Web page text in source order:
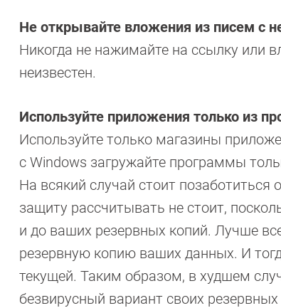
Не открывайте вложения из писем с
Никогда не нажимайте на ссылку или
неизвестен.
Используйте приложения только из
Используйте только магазины
с Windows загружайте программы
На всякий случай стоит
защиту рассчитывать не стоит,
и до ваших резервных копий. Лучше
резервную копию ваших данных. И
текущей. Таким образом, в худшем
безвирусный вариант своих резервных